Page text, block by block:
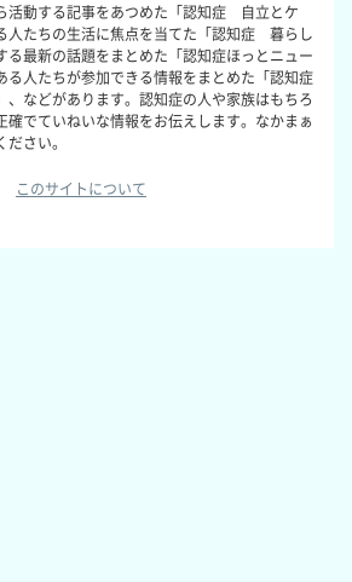
活動する記事をあつめた「認知症 自立とケ
人たちの生活に焦点を当てた「認知症 暮らし
る最新の話題をまとめた「認知症ほっとニュー
る人たちが参加できる情報をまとめた「認知症
、などがあります。認知症の人や家族はもちろ
確でていねいな情報をお伝えします。なかまぁ
さい。
このサイトについて